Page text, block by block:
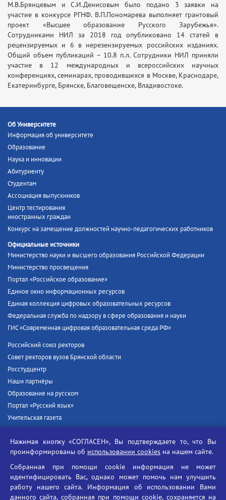
М.В.Брянцевым и С.И.Денисовым было подано 3 заявки на
участие в конкурсе РГНФ. В.П.Пономарева выполняет грантовый
проект «Высшее образование Русского Зарубежья».
Сотрудниками НИЛ за 2018 год опубликовано 14 статей в
рецензируемых и 6 в нерезензируемых российских изданиях.
Общий объем публикаций – 10.8 п.л. Сотрудники НИЛ приняли
участие в 12 международных и всероссийских научных
конференциях, семинарах, проводившихся в Москве, Краснодаре,
Екатеринбурге, Брянске, Благовещенске, Владивостоке.
Об Университете
Информация об университете
Образование
Наука и инновации
Абитуриенту
Студентам
Ассоциация выпускников
Центр тестирования
иностранных граждан
Конкурс на замещение должностей научно-педагогических работников
Официальные источники
Министерство науки и высшего образования Российской Федерации
Министерство просвещения
Портал «Российское образование»
Единое окно информационных ресурсов
Единая коллекция цифровых образовательных ресурсов
Федеральная служба по надзору в сфере образования и науки
ГИС «Современная цифровая образовательная среда РФ»
Российский союз ректоров
Совет ректоров вузов Брянской области
Росстудцентр
Наши партнёры
Образование на русском
Портал «Русский язык»
Учительская газета
Единый портал государственных услуг
Противодействие угрозам информационной безопасности
Социальные ролики - Генеральная прокуратура РФ
Противодействие коррупции
Нажимая кнопку «СОГЛАСЕН», Вы подтверждаете то, что Вы
проинформированы об использовании cookies на нашем сайте.
Собранная при помощи cookie информация не может
идентифицировать Вас, однако может помочь нам улучшить
работу нашего сайта. Информация об использовании Вами
данного сайта, собранная при помощи cookie, сохраняется на